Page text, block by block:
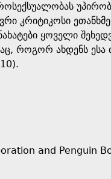
კრიტიკოსი
ყოველი
როგორ ახდენს
and Penguin